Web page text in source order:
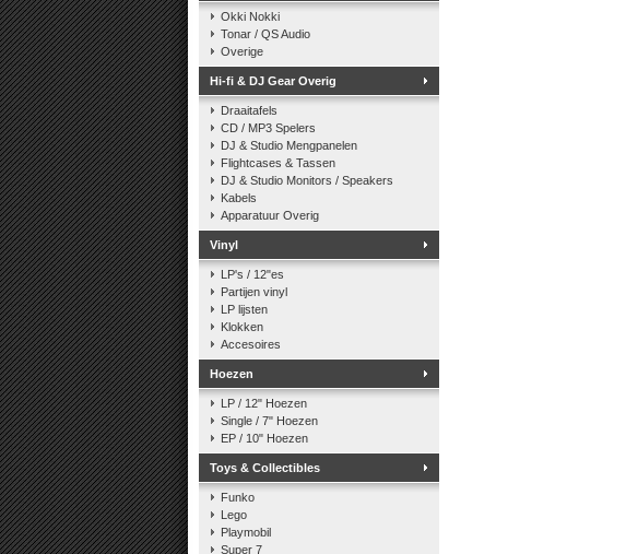
Okki Nokki
Tonar / QS Audio
Overige
Hi-fi & DJ Gear Overig
Draaitafels
CD / MP3 Spelers
DJ & Studio Mengpanelen
Flightcases & Tassen
DJ & Studio Monitors / Speakers
Kabels
Apparatuur Overig
Vinyl
LP's / 12"es
Partijen vinyl
LP lijsten
Klokken
Accesoires
Hoezen
LP / 12" Hoezen
Single / 7" Hoezen
EP / 10" Hoezen
Toys & Collectibles
Funko
Lego
Playmobil
Super 7